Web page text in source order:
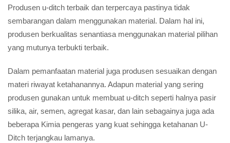
Produsen u-ditch terbaik dan terpercaya pastinya tidak
sembarangan dalam menggunakan material. Dalam hal ini,
produsen berkualitas senantiasa menggunakan material pilihan
yang mutunya terbukti terbaik.
Dalam pemanfaatan material juga produsen sesuaikan dengan
materi riwayat ketahanannya. Adapun material yang sering
produsen gunakan untuk membuat u-ditch seperti halnya pasir
silika, air, semen, agregat kasar, dan lain sebagainya juga ada
beberapa Kimia pengeras yang kuat sehingga ketahanan U-
Ditch terjangkau lamanya.